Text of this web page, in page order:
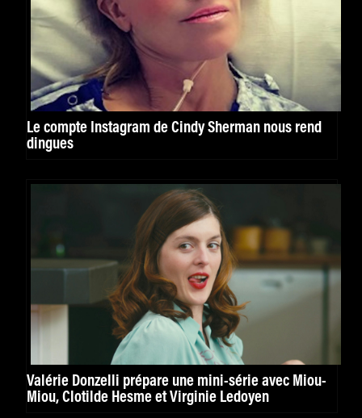
Le compte Instagram de Cindy Sherman nous rend
dingues
Valérie Donzelli prépare une mini-série avec Miou-
Miou, Clotilde Hesme et Virginie Ledoyen